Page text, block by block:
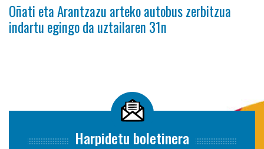
Oñati eta Arantzazu arteko autobus zerbitzua
indartu egingo da uztailaren 31n
Harpidetu boletinera